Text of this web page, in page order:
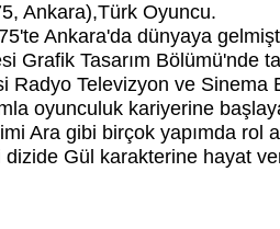
Ankara),Türk Oyuncu.
Ankara'da dünyaya
Grafik Tasarım Bölümü'nde
Televizyon ve Sinema
oyunculuk kariyerine
Ara gibi birçok yapımda rol
Gül karakterine hayat